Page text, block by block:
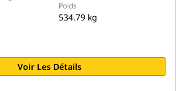
Poids
534.79 kg
Voir Les Détails